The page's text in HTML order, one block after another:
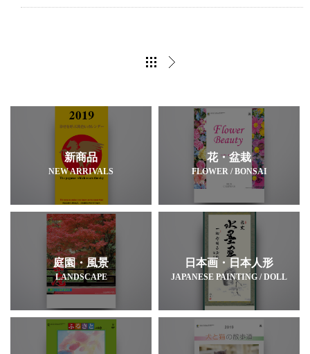
新商品
NEW ARRIVALS
花・盆栽
FLOWER / BONSAI
庭園・風景
LANDSCAPE
日本画・日本人形
JAPANESE PAINTING / DOLL